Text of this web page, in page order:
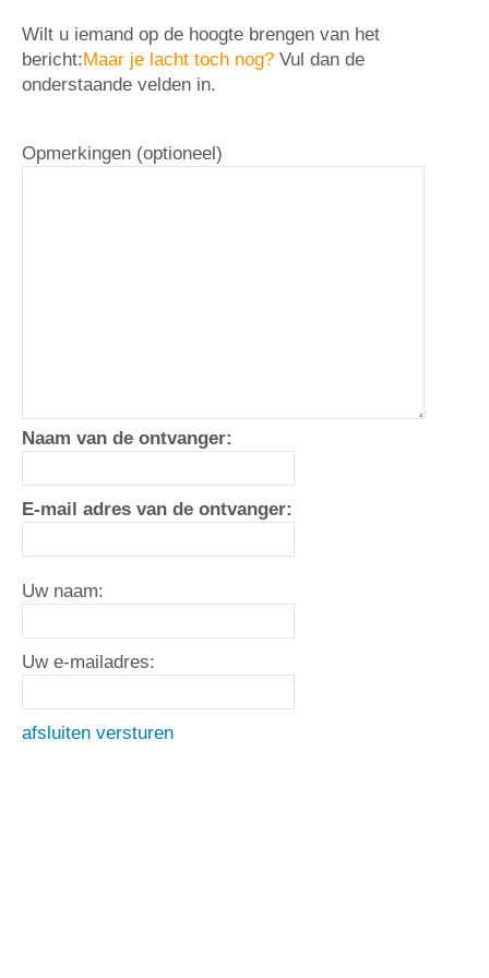
Wilt u iemand op de hoogte brengen van het
bericht:Maar je lacht toch nog? Vul dan de
onderstaande velden in.
Opmerkingen (optioneel)
Naam van de ontvanger:
E-mail adres van de ontvanger:
Uw naam:
Uw e-mailadres:
afsluiten versturen